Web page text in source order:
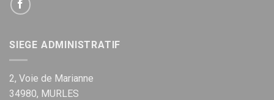
SIEGE ADMINISTRATIF
2, Voie de Marianne
34980, MURLES